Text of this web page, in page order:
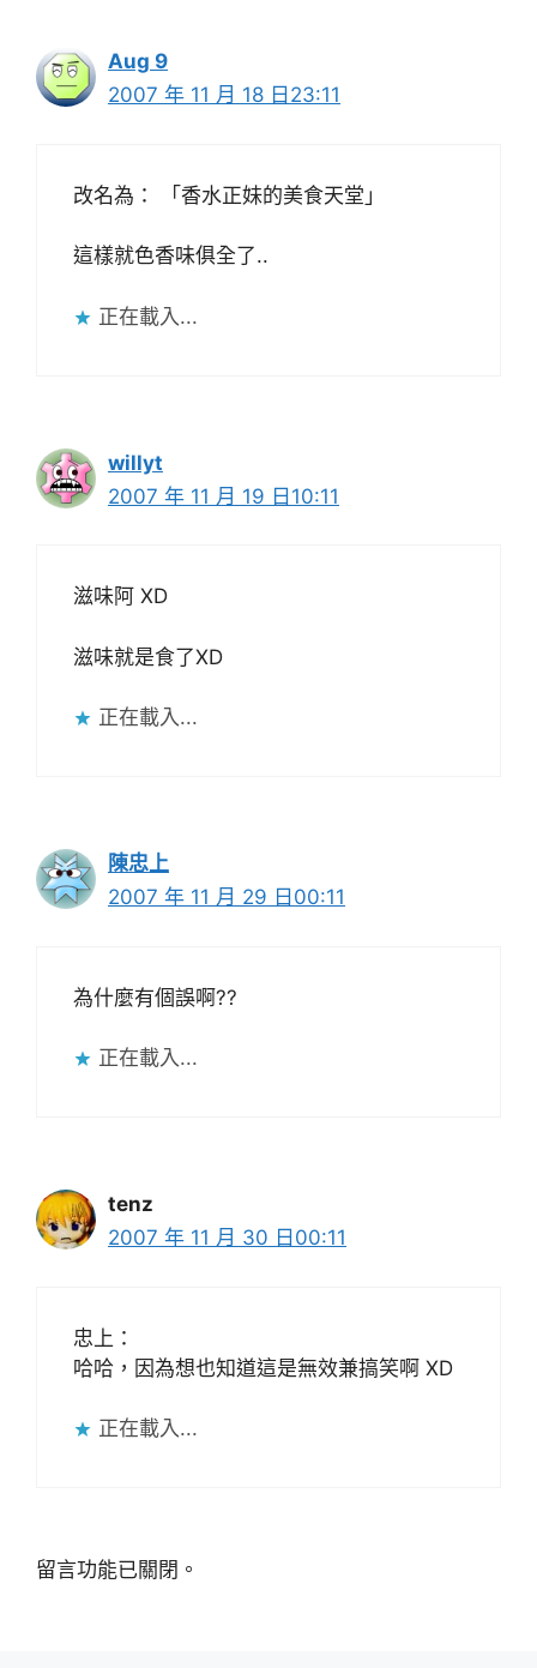
Aug 9
2007 年 11 月 18 日23:11
改名為： 「香水正妹的美食天堂」
這樣就色香味俱全了..
正在載入...
willyt
2007 年 11 月 19 日10:11
滋味阿 XD
滋味就是食了XD
正在載入...
陳忠上
2007 年 11 月 29 日00:11
為什麼有個誤啊??
正在載入...
tenz
2007 年 11 月 30 日00:11
忠上：
哈哈，因為想也知道這是無效兼搞笑啊 XD
正在載入...
留言功能已關閉。